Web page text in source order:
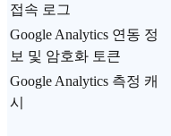
접속 로그
Google Analytics 연동 정
보 및 암호화 토큰
Google Analytics 측정 캐
시